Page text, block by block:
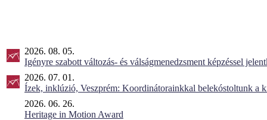
2026. 08. 05.
Igényre szabott változás- és válságmenedzsment képzéssel
2026. 07. 01.
Ízek, inklúzió, Veszprém: Koordinátorainkkal belekóstoltunk a
2026. 06. 26.
Heritage in Motion Award